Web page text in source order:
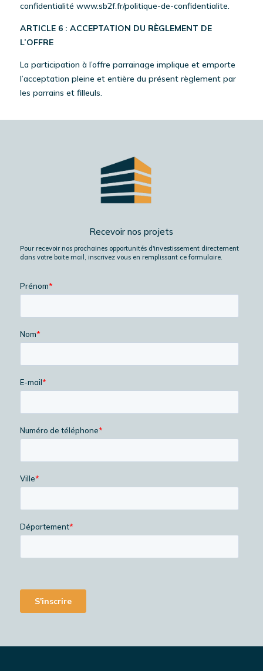
confidentialité www.sb2f.fr/politique-de-confidentialite.
ARTICLE 6 : ACCEPTATION DU RÈGLEMENT DE
L’OFFRE
La participation à l’offre parrainage implique et emporte
l’acceptation pleine et entière du présent règlement par
les parrains et filleuls.
Recevoir nos projets
Pour recevoir nos prochaines opportunités d'investissement directement
dans votre boite mail, inscrivez vous en remplissant ce formulaire.